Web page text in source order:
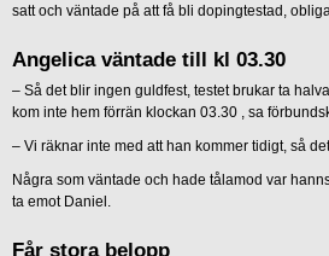
satt och väntade på att få bli dopingtestad,
Angelica väntade till kl 03.30
– Så det blir ingen guldfest, testet brukar ta
kom inte hem förrän klockan 03.30 , sa
– Vi räknar inte med att han kommer tidigt, så
Några som väntade och hade tålamod var
ta emot Daniel.
Får stora belopp